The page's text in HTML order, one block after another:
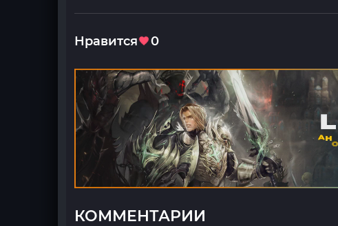
Нравится 0
КОММЕНТАРИИ